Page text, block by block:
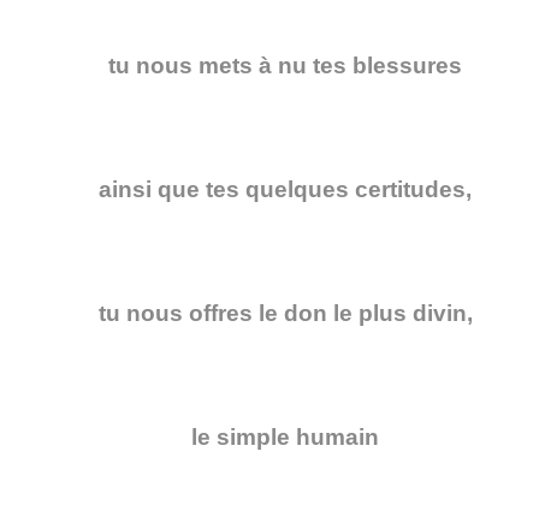
tu nous mets à nu tes blessures
ainsi que tes quelques certitudes,
tu nous offres le don le plus divin,
le simple humain